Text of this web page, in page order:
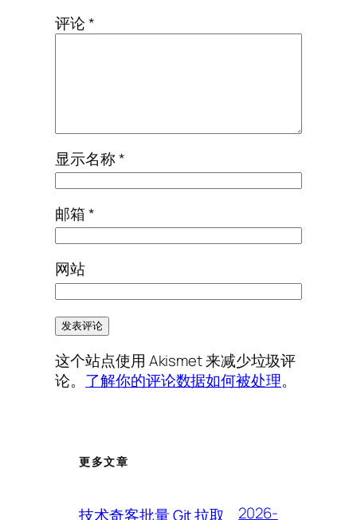
评论*
显示名称*
邮箱*
网站
这个站点使用 Akismet 来减少垃圾评
论。 了解你的评论数据如何被处理。
更多文章
技术奇客批量 Git 拉取 2026-